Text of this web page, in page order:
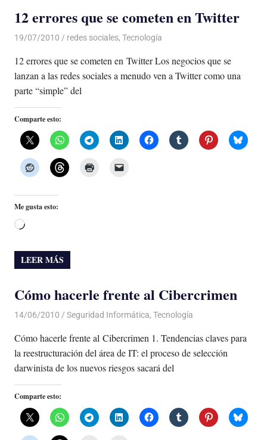
12 errores que se cometen en Twitter
19/07/2010 Luis Castellanos
redes sociales, Tecnología
12 errores que se cometen en Twitter Los negocios que se
lanzan a las redes sociales a menudo ven a Twitter como una
parte “simple” del
Comparte esto:
Me gusta esto:
Cargando...
LEER MÁS
Cómo hacerle frente al Cibercrimen
14/06/2010 Luis Castellanos
Seguridad Informática, Tecnología
Cómo hacerle frente al Cibercrimen 1. Tendencias claves para
la reestructuración del área de IT: el proceso de selección
darwinista de los nuevos riesgos sacará del
Comparte esto: